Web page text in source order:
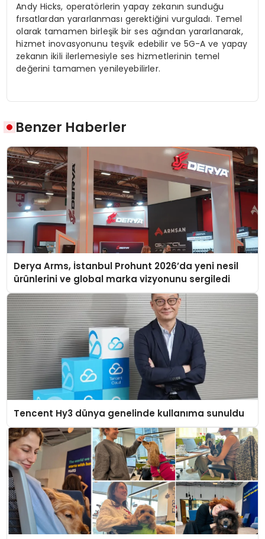
Andy Hicks, operatörlerin yapay zekanın sunduğu
fırsatlardan yararlanması gerektiğini vurguladı. Temel
olarak tamamen birleşik bir ses ağından yararlanarak,
hizmet inovasyonunu teşvik edebilir ve 5G-A ve yapay
zekanın ikili ilerlemesiyle ses hizmetlerinin temel
değerini tamamen yenileyebilirler.
Benzer Haberler
Derya Arms, İstanbul Prohunt 2026’da yeni nesil
ürünlerini ve global marka vizyonunu sergiledi
Tencent Hy3 dünya genelinde kullanıma sunuldu